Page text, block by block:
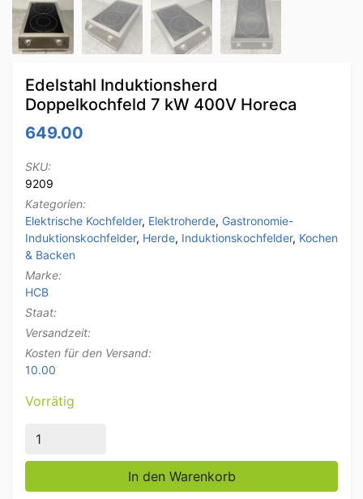
Edelstahl Induktionsherd
Doppelkochfeld 7 kW 400V Horeca
649.00
SKU:
9209
Kategorien:
Elektrische Kochfelder, Elektroherde, Gastronomie-
Induktionskochfelder, Herde, Induktionskochfelder, Kochen
& Backen
Marke:
HCB
Staat:
Versandzeit:
Kosten für den Versand:
10.00
Vorrätig
Edelstahl Induktionsherd Doppelkochfeld 7 kW 400V
In den Warenkorb